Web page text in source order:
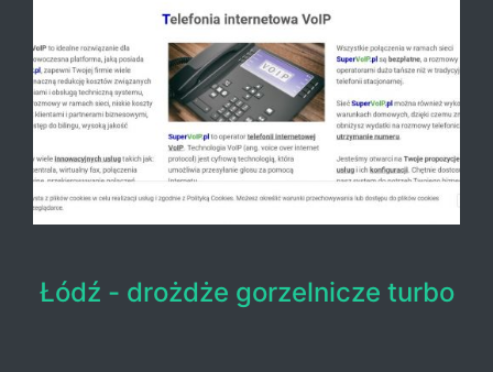
Łódź - drożdże gorzelnicze turbo